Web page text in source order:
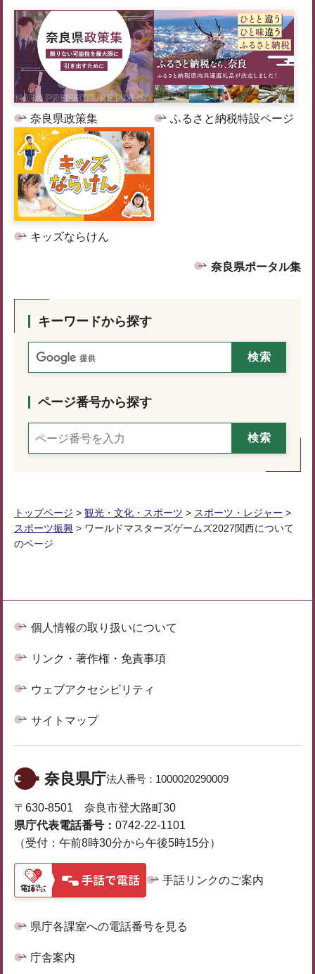
奈良県政策集 ふるさと納税特設ページ
キッズならけん
奈良県ポータル集
キーワードから探す
ページ番号から探す
トップページ > 観光・文化・スポーツ > スポーツ・レジャー >
スポーツ振興 > ワールドマスターズゲームズ2027関西について
のページ
個人情報の取り扱いについて
リンク・著作権・免責事項
ウェブアクセシビリティ
サイトマップ
奈良県庁法人番号： 1000020290009
〒630-8501 奈良市登大路町30
県庁代表電話番号： 0742-22-1101
（受付：午前8時30分から午後5時15分）
手話リンクのご案内
県庁各課室への電話番号を見る
庁舎案内